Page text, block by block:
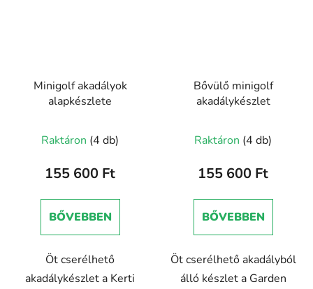
Minigolf akadályok
alapkészlete
Raktáron (4 db)
155 600 Ft
BŐVEBBEN
Öt cserélhető
akadálykészlet a Kerti
Bővülő minigolf
akadálykészlet
Raktáron (4 db)
155 600 Ft
BŐVEBBEN
Öt cserélhető akadályból
álló készlet a Garden